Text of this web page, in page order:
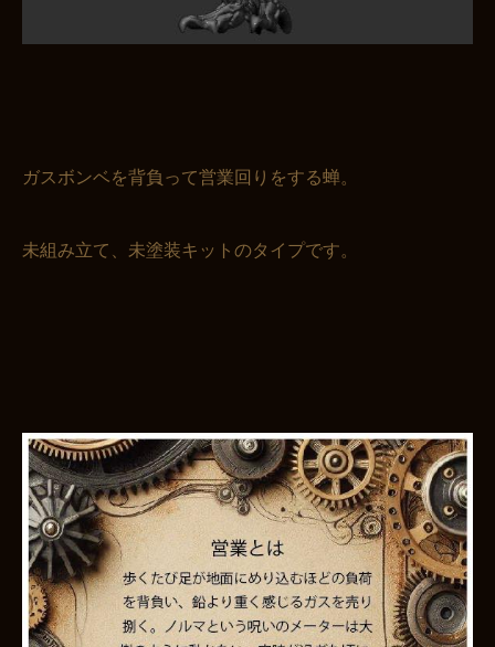
お買い物を続ける カートへ進む
ガスボンベを背負って営業回りをする蝉。
未組み立て、未塗装キットのタイプです。